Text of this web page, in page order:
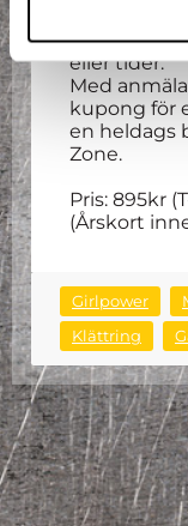
nyttja
entré går
eller tider.
Med
kupong för
en heldags
Zone.
Pris: 895kr
(Årskort
Girlpower
Klättring